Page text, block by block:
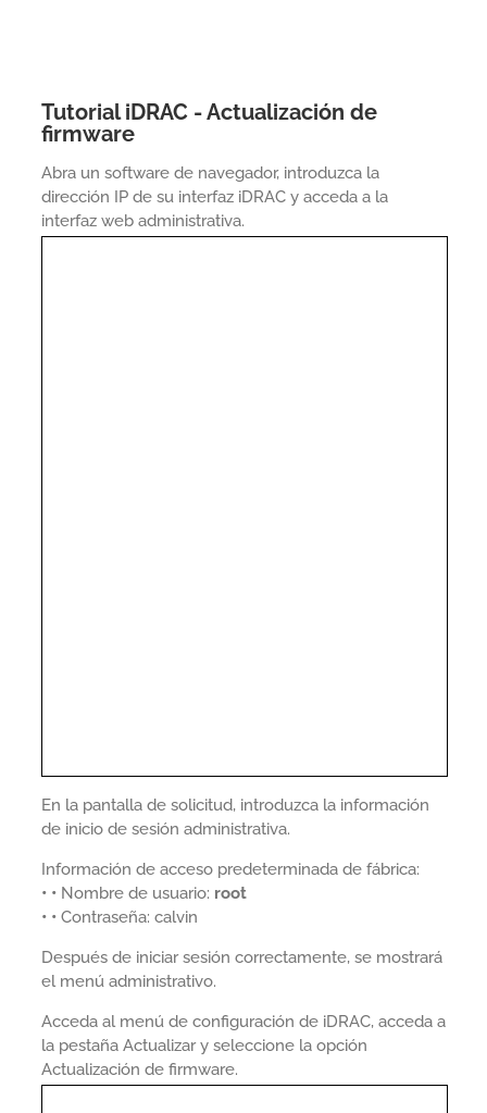
Tutorial iDRAC - Actualización de
firmware
Abra un software de navegador, introduzca la
dirección IP de su interfaz iDRAC y acceda a la
interfaz web administrativa.
En la pantalla de solicitud, introduzca la información
de inicio de sesión administrativa.
Información de acceso predeterminada de fábrica:
• • Nombre de usuario: root
• • Contraseña: calvin
Después de iniciar sesión correctamente, se mostrará
el menú administrativo.
Acceda al menú de configuración de iDRAC, acceda a
la pestaña Actualizar y seleccione la opción
Actualización de firmware.